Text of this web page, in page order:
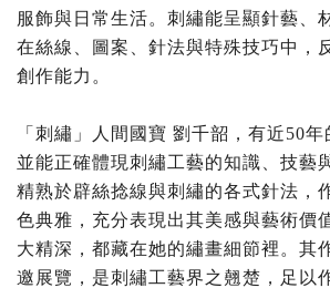
服飾與日常生活。刺繡能呈顯針藝、
在絲線、圖案、針法與特殊技巧中，
創作能力。
「刺繡」人間國寶 劉千韶，有近50
並能正確體現刺繡工藝的知識、技藝
精熟於辟絲捻線與刺繡的各式針法，
色典雅，充分表現出其美感與藝術價
大精深，都藏在她的繡畫細節裡。其
邀展覽，是刺繡工藝界之翹楚，足以